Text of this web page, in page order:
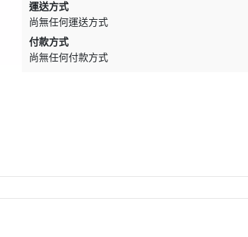
運送方式
尚無任何運送方式
付款方式
尚無任何付款方式